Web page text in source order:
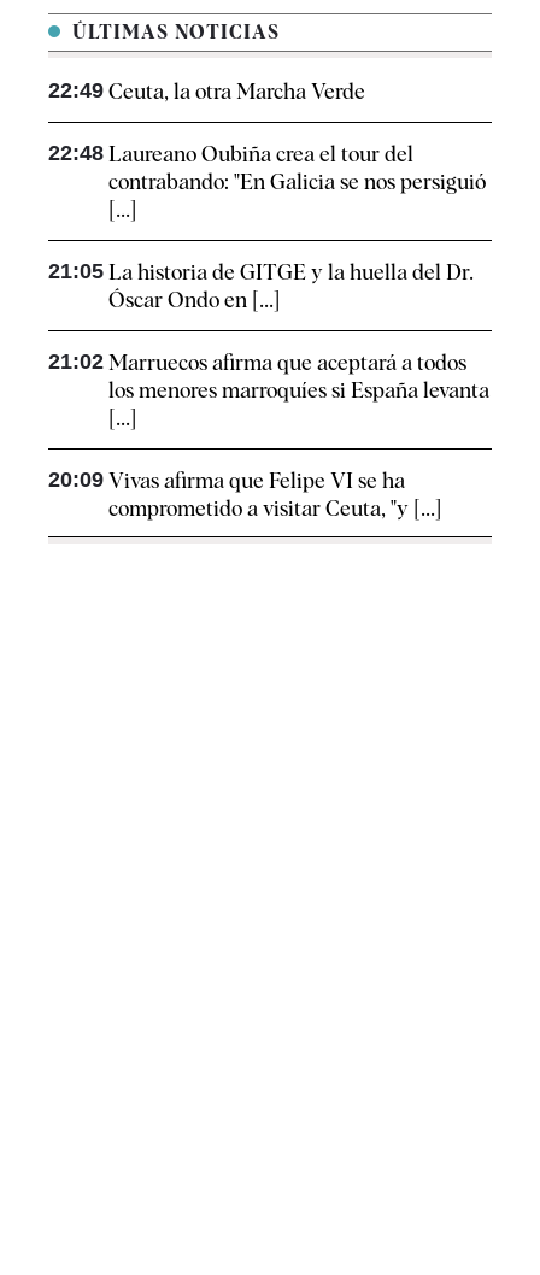
ÚLTIMAS NOTICIAS
22:49 Ceuta, la otra Marcha Verde
22:48 Laureano Oubiña crea el tour del
contrabando: "En Galicia se nos persiguió
[...]
21:05 La historia de GITGE y la huella del Dr.
Óscar Ondo en [...]
21:02 Marruecos afirma que aceptará a todos
los menores marroquíes si España levanta
[...]
20:09 Vivas afirma que Felipe VI se ha
comprometido a visitar Ceuta, "y [...]